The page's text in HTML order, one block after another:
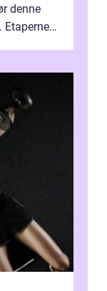
denne
Etaperne i